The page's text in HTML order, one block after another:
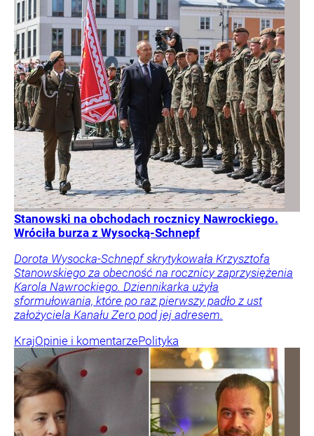
Stanowski na obchodach rocznicy Nawrockiego.
Wróciła burza z Wysocką-Schnepf
Dorota Wysocka-Schnepf skrytykowała Krzysztofa
Stanowskiego za obecność na rocznicy zaprzysiężenia
Karola Nawrockiego. Dziennikarka użyła
sformułowania, które po raz pierwszy padło z ust
założyciela Kanału Zero pod jej adresem.
KrajOpinie i komentarzePolityka